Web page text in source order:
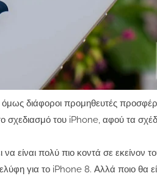
διάφοροι προμηθευτές
του iPhone, αφού τα
είναι πολύ πιο κοντά σε εκείνον
για το iPhone 8. Αλλά ποιο θα